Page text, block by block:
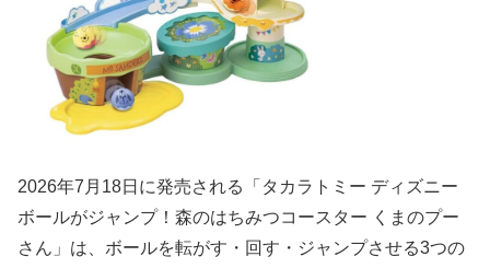
2026年7月18日に発売される「タカラトミー ディズニー
ボールがジャンプ！森のはちみつコースター くまのプー
さん」は、ボールを転がす・回す・ジャンプさせる3つの